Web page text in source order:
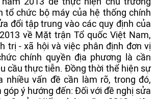
tổ chức bộ máy của hệ thống chính
đổi tập trung vào các quy định của
về Mặt trận Tổ quốc Việt Nam,
trị - xã hội và việc phân định đơn vị
chính quyền địa phương là cần
cầu thực tiễn. Đồng thời thể hiện sự
nhiều vấn đề cần làm rõ, trong đó,
ý hướng đến: Đối với đề nghị sửa